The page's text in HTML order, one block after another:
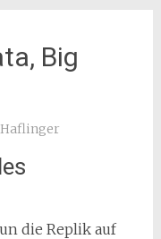
Big
die Replik auf